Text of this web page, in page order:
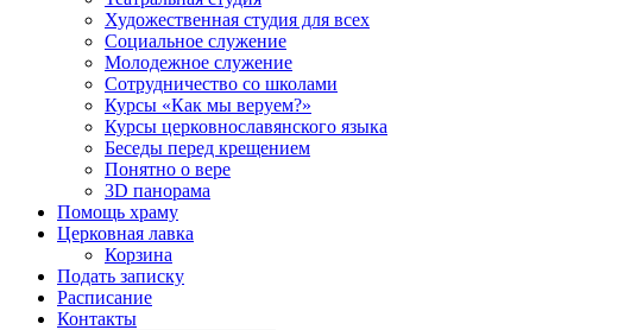
Х​удожественная студия для всех
Социальное служение
Молодежное служение
Сотрудничество со школами
Курсы «Как мы веруем?»
Курсы церковнославянского языка
Беседы перед крещением
Понятно о вере
3D панорама
Помощь храму
Церковная лавка
Корзина
Подать записку
Расписание
Контакты